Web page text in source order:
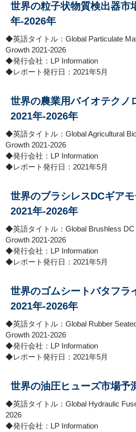
世界の粒子状物質検出器市
年-2026年
◆英語タイトル：Global Particulate
Growth 2021-2026
◆発行会社：LP Information
◆レポート発行日：2021年5月
世界の農業用バイオテクノ
2021年-2026年
◆英語タイトル：Global Agricultural
Growth 2021-2026
◆発行会社：LP Information
◆レポート発行日：2021年5月
世界のブラシレスDCギア
2021年-2026年
◆英語タイトル：Global Brushless
Growth 2021-2026
◆発行会社：LP Information
◆レポート発行日：2021年5月
世界のゴムシートバタフラ
2021年-2026年
◆英語タイトル：Global Rubber
Growth 2021-2026
◆発行会社：LP Information
◆レポート発行日：2021年5月
世界の油圧ヒューズ市場予
◆英語タイトル：Global Hydraulic
2026
◆発行会社：LP Information